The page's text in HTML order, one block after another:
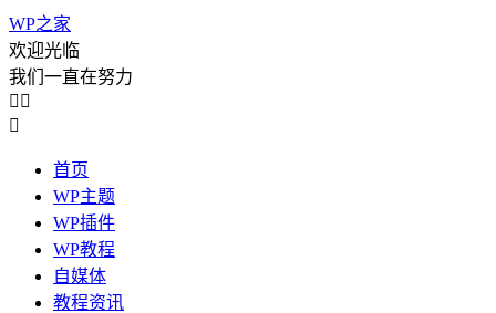
WP之家
欢迎光临
我们一直在努力
 

首页
WP主题
WP插件
WP教程
自媒体
教程资讯